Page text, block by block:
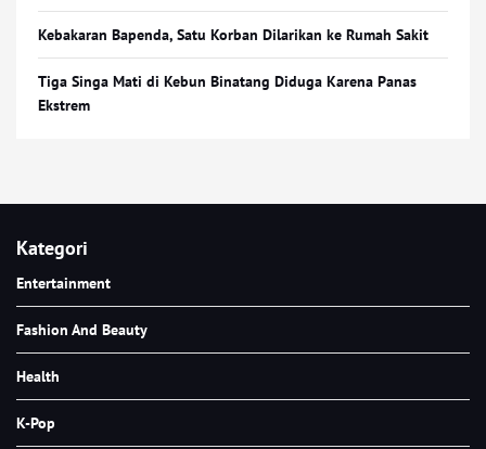
Kebakaran Bapenda, Satu Korban Dilarikan ke Rumah Sakit
Tiga Singa Mati di Kebun Binatang Diduga Karena Panas
Ekstrem
Kategori
Entertainment
Fashion And Beauty
Health
K-Pop